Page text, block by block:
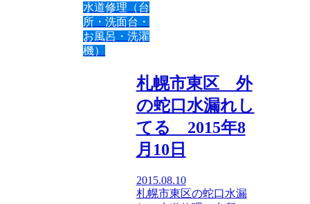
水道修理（台
所・洗面台・
お風呂・洗濯
機）
札幌市東区 外
の蛇口水漏れし
てる 2015年8
月10日
2015.08.10
札幌市東区の蛇口水漏